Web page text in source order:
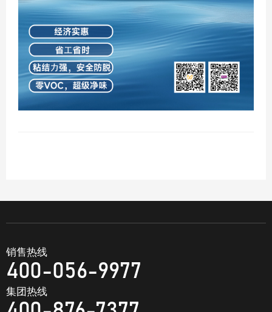
销售热线
400-056-9977
集团热线